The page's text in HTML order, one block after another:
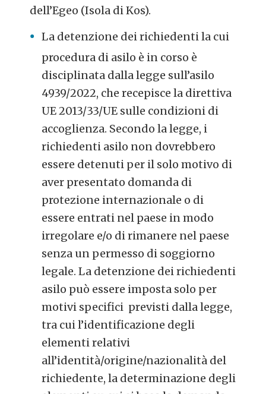
dell’Egeo (Isola di Kos).
La detenzione dei richiedenti la cui
procedura di asilo è in corso è
disciplinata dalla legge sull’asilo
4939/2022, che recepisce la direttiva
UE 2013/33/UE sulle condizioni di
accoglienza. Secondo la legge, i
richiedenti asilo non dovrebbero
essere detenuti per il solo motivo di
aver presentato domanda di
protezione internazionale o di
essere entrati nel paese in modo
irregolare e/o di rimanere nel paese
senza un permesso di soggiorno
legale. La detenzione dei richiedenti
asilo può essere imposta solo per
motivi specifici previsti dalla legge,
tra cui l’identificazione degli
elementi relativi
all’identità/origine/nazionalità del
richiedente, la determinazione degli